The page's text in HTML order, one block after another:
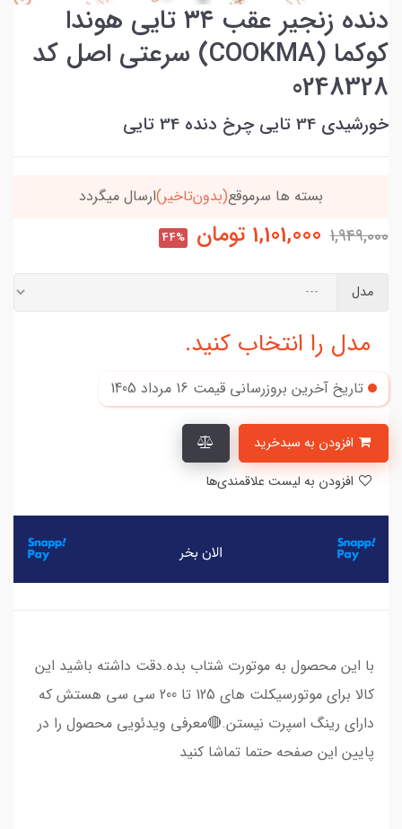
دنده زنجیر عقب ۳۴ تایی هوندا
کوکما (COOKMA) سرعتی اصل کد
0248328
خورشیدی 34 تایی چرخ دنده 34 تایی
بسته ها سرموقع(بدون‌تاخیر)ارسال میگردد
1,949,000
1,101,000 تومان 44%
مدل
مدل را انتخاب کنید.
تاریخ آخرین بروزرسانی قیمت 16 مرداد 1405
با این محصول به موتورت شتاب بده.دقت داشته باشید این
کالا برای موتورسیکلت های 125 تا 200 سی سی هستش که
دارای رینگ اسپرت نیستن.🔴معرفی ویدئویی محصول را در
پایین این صفحه حتما تماشا کنید